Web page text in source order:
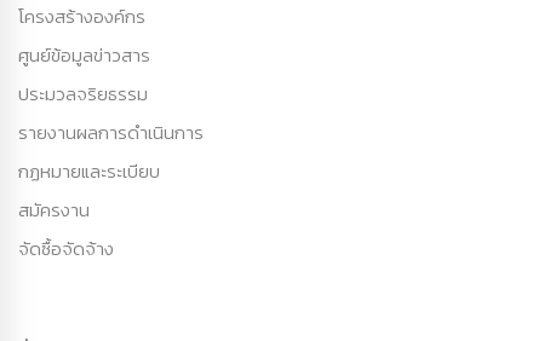
โครงสร้างองค์กร
ศูนย์ข้อมูลข่าวสาร
ประมวลจริยธรรม
รายงานผลการดำเนินการ
กฏหมายและระเบียบ
สมัครงาน
จัดซื้อจัดจ้าง